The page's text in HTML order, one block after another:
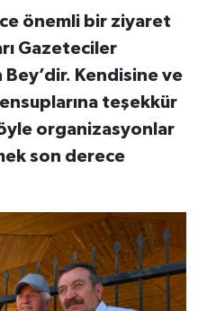
önemli bir ziyaret
Gazeteciler
Bey’dir. Kendisine ve
teşekkür
organizasyonlar
son derece